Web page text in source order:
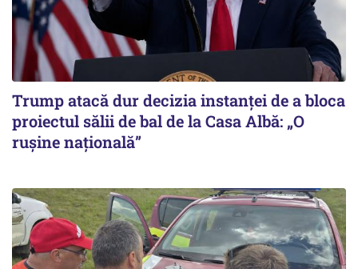
Trump atacă dur decizia instanţei de a bloca
proiectul sălii de bal de la Casa Albă: „O
ruşine naţională”